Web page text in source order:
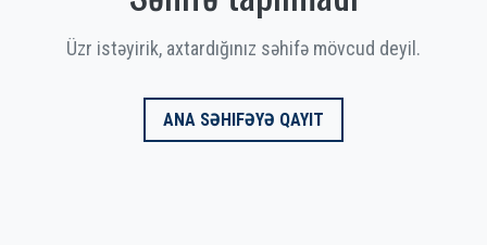
Üzr istəyirik, axtardığınız səhifə mövcud deyil.
ANA SƏHIFƏYƏ QAYIT